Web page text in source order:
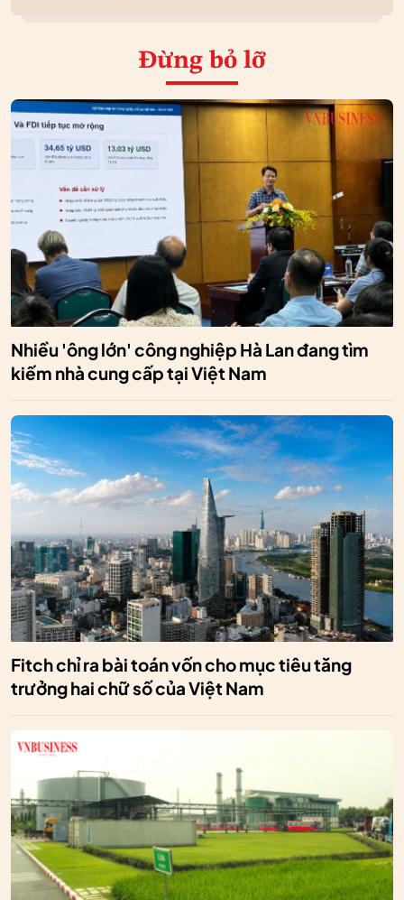
Đừng bỏ lỡ
Nhiều 'ông lớn' công nghiệp Hà Lan đang tìm
kiếm nhà cung cấp tại Việt Nam
Fitch chỉ ra bài toán vốn cho mục tiêu tăng
trưởng hai chữ số của Việt Nam